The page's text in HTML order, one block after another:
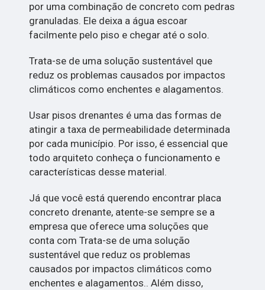
por uma combinação de concreto com pedras
granuladas. Ele deixa a água escoar
facilmente pelo piso e chegar até o solo.
Trata-se de uma solução sustentável que
reduz os problemas causados por impactos
climáticos como enchentes e alagamentos.
Usar pisos drenantes é uma das formas de
atingir a taxa de permeabilidade determinada
por cada município. Por isso, é essencial que
todo arquiteto conheça o funcionamento e
características desse material.
Já que você está querendo encontrar placa
concreto drenante, atente-se sempre se a
empresa que oferece uma soluções que
conta com Trata-se de uma solução
sustentável que reduz os problemas
causados por impactos climáticos como
enchentes e alagamentos.. Além disso,